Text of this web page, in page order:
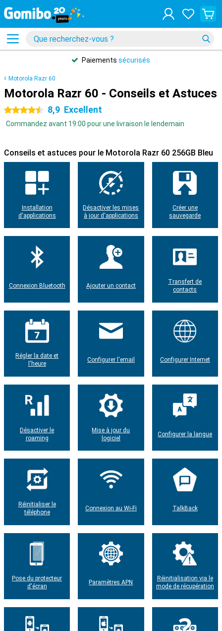
Paiements sécurisés
Motorola Razr 60
Motorola Razr 60 - Conseils et Astuces
4.5 étoiles 8,9 Excellent
Commandez avant 19:00 pour une livraison le lendemain
Conseils et astuces pour le Motorola Razr 60 256GB Bleu
Installation
d'applications
Désactiver les mises
à jour d'applications
Créer une
sauvegarde
Connexion Bluetooth Ajouter un contact
Transfert de
contacts
Régler la date et
l'heure
Configurer l'email Configurer Internet
Désactiver le
roaming
Mise à jour du
logiciel
Configurer la langue
Réinitialiser le
téléphone
Connexion au Wi-Fi TalkBack
Pose du protecteur
d'écran
Paramètres APN
Réinitialisation via le
mode de récupération